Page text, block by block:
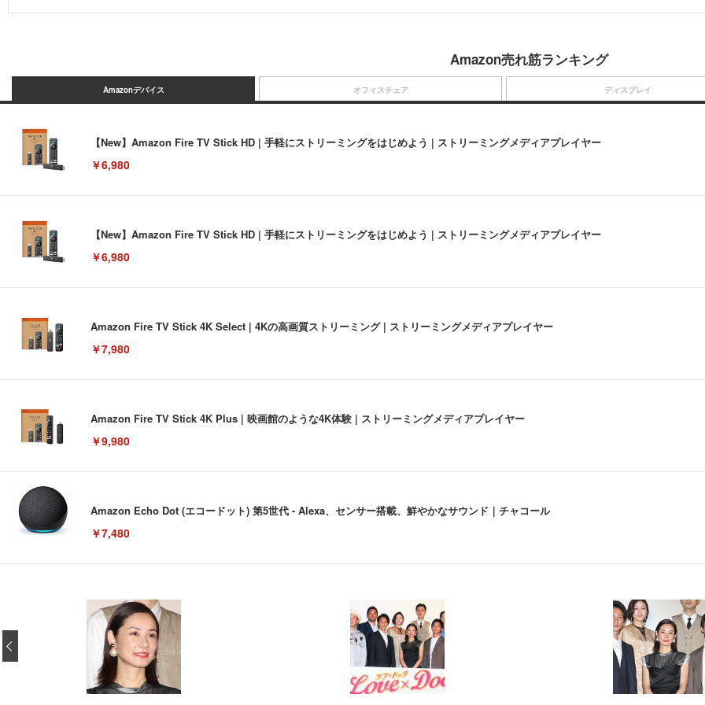
Amazon売れ筋ランキング
Amazonデバイス
【New】Amazon Fire TV Stick HD | 手軽にストリーミングをはじめよう | ストリーミングメディアプレイヤー
￥6,980
【New】Amazon Fire TV Stick HD | 手軽にストリーミングをはじめよう | ストリーミングメディアプレイヤー
￥6,980
Amazon Fire TV Stick 4K Select | 4Kの高画質ストリーミング | ストリーミングメディアプレイヤー
￥7,980
Amazon Fire TV Stick 4K Plus | 映画館のような4K体験 | ストリーミングメディアプレイヤー
￥9,980
Amazon Echo Dot (エコードット) 第5世代 - Alexa、センサー搭載、鮮やかなサウンド｜チャコール
￥7,480
オフィスチェア
[EdoErgo] オフィスチェア 椅子 テレワーク 疲れない 跳ね上げ式アームレスト コンパクト 約105度ロッキング pc 事務椅子 360度回
(黒網+黒枠+黒足)
￥5,699
ディスプレイ
EIZO ビジネス向けプレミアムモニター | FlexScan EV3240X-WT | 31.5型4K UHD・USB Type-C・ホワイト
￥105,595
Amazonベーシック ペットシーツ 薄型 レギュラー 1回使い捨て 無香料 ホワイト 300枚
￥3,373